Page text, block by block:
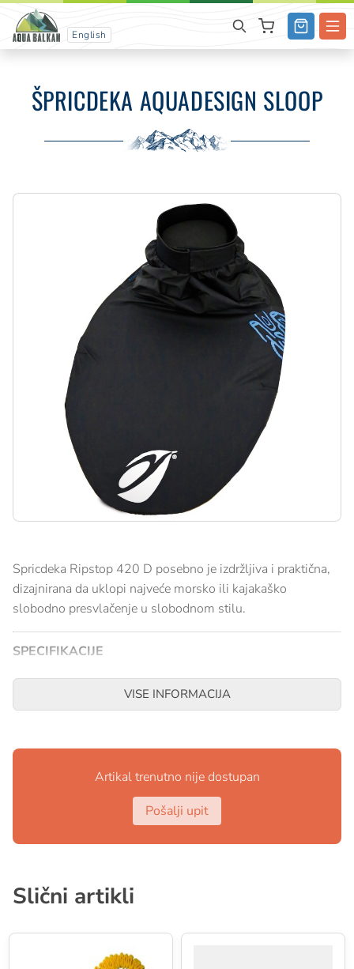
English
ŠPRICDEKA AQUADESIGN SLOOP
Spricdeka Ripstop 420 D posebno je izdržljiva i praktična,
dizajnirana da uklopi najveće morsko ili kajakaško
slobodno presvlačenje u slobodnom stilu.
SPECIFIKACIJE
Struk za podešavanje od neoprena i sigurnosna ručka
VISE INFORMACIJA
Artikal trenutno nije dostupan
Pošalji upit
Slični artikli